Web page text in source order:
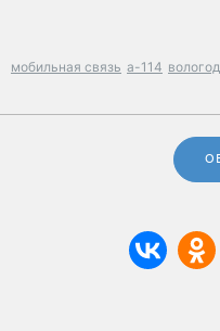
мобильная связь а-114